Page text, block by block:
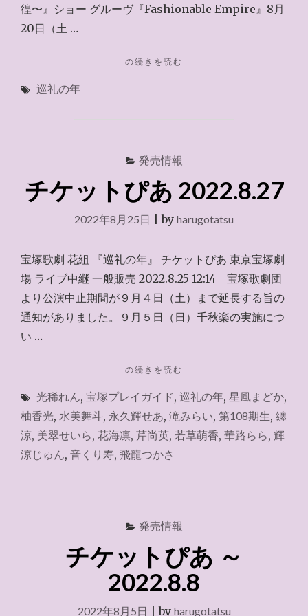
徨〜』ショー グルーヴ『Fashionable Empire』8月
20日（土 …
"意
住
カ
ー
ド
公
演」
中
止"
の続きを読む
巡礼の年
発売情報
チケットぴあ 2022.8.27
2022年8月25日 |by harugotatsu
宝塚歌劇 花組 『巡礼の年』 チケットぴあ 東京宝塚劇
場 ライブ中継 一般販売 2022.8.25 12:14 宝塚歌劇団
より公演中止期間が９月４日（土）まで延長する旨の
通知がありました。９月５日（日）千秋楽の実施につ
い …
"チ
ッ
ト
あ
2022.8.27"
の続きを読む
光稀れん, 宝塚プレイガイド, 巡礼の年, 星風まどか,
柚香光, 水美舞斗, 永久輝せあ, 滝みらい, 第108期生, 纏
涼, 美翠せいら, 花海凛, 芹尚英, 若草萌香, 華路らら, 輝
涼じゅん, 音くり寿, 飛龍つかさ
発売情報
チケットぴあ ～
2022.8.8
2022年8月5日 |by harugotatsu